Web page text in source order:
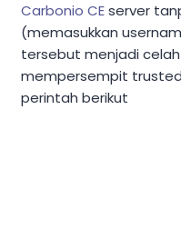
Carbonio CEserver
(memasukkan
tersebut menjadi
mempersempit
perintah berikut